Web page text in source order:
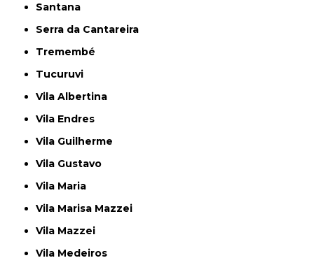
Santana
Serra da Cantareira
Tremembé
Tucuruvi
Vila Albertina
Vila Endres
Vila Guilherme
Vila Gustavo
Vila Maria
Vila Marisa Mazzei
Vila Mazzei
Vila Medeiros